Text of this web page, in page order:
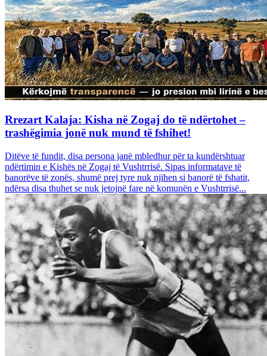
Rrezart Kalaja: Kisha në Zogaj do të ndërtohet –
trashëgimia jonë nuk mund të fshihet!
Ditëve të fundit, disa persona janë mbledhur për ta kundërshtuar
ndërtimin e Kishës në Zogaj të Vushtrrisë. Sipas informatave të
banorëve të zonës, shumë prej tyre nuk njihen si banorë të fshatit,
ndërsa disa thuhet se nuk jetojnë fare në komunën e Vushtrrisë...